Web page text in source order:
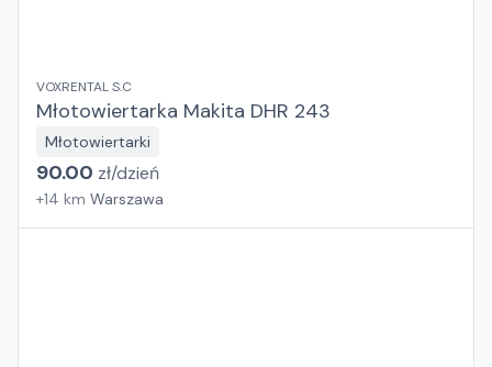
VOXRENTAL S.C
Młotowiertarka Makita DHR 243
Młotowiertarki
90.00 zł/dzień
+14 km Warszawa